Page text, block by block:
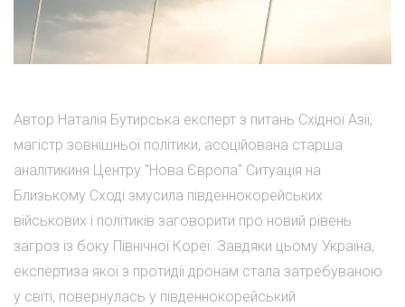
Автор Наталія Бутирська експерт з питань Східної Азії,
магістр зовнішньої політики, асоційована старша
аналітикиня Центру "Нова Європа" Ситуація на
Близькому Сході змусила південнокорейських
військових і політиків заговорити про новий рівень
загроз із боку Північної Кореї. Завдяки цьому Україна,
експертиза якої з протидії дронам стала затребуваною
у світі, повернулась у південнокорейський